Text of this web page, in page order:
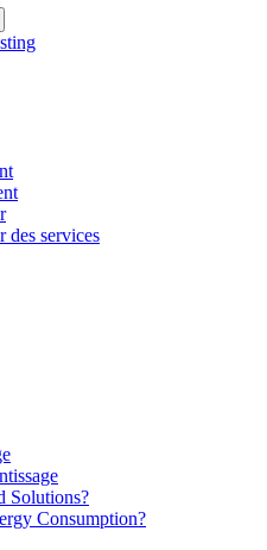
des services
Solutions?
Consumption?